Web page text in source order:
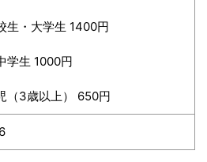
生・大学生 1400円
学生 1000円
（3歳以上） 650円